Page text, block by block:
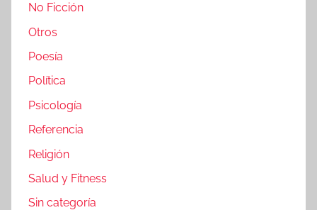
No Ficción
Otros
Poesía
Política
Psicología
Referencia
Religión
Salud y Fitness
Sin categoría